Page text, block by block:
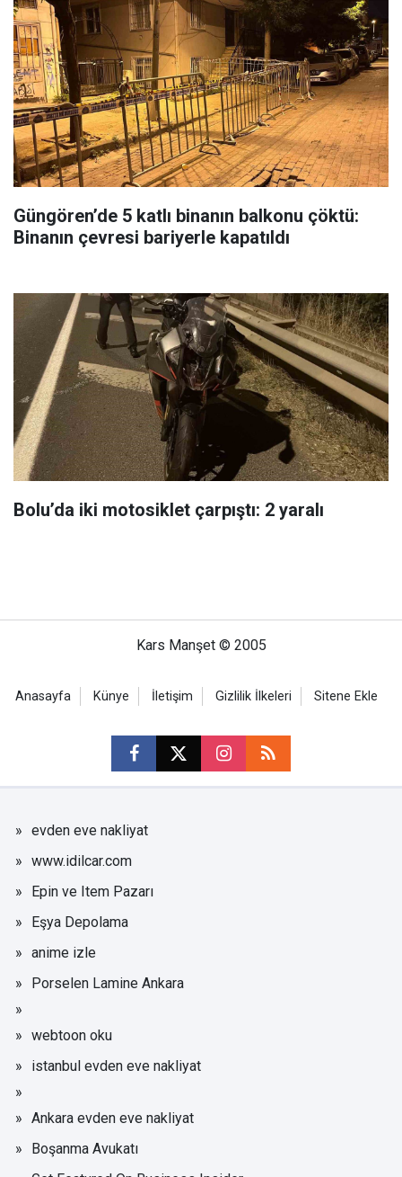
Güngören’de 5 katlı binanın balkonu çöktü:
Binanın çevresi bariyerle kapatıldı
Bolu’da iki motosiklet çarpıştı: 2 yaralı
Kars Manşet © 2005
Anasayfa Künye İletişim Gizlilik İlkeleri Sitene Ekle
evden eve nakliyat
www.idilcar.com
Epin ve Item Pazarı
Eşya Depolama
anime izle
Porselen Lamine Ankara
webtoon oku
istanbul evden eve nakliyat
Ankara evden eve nakliyat
Boşanma Avukatı